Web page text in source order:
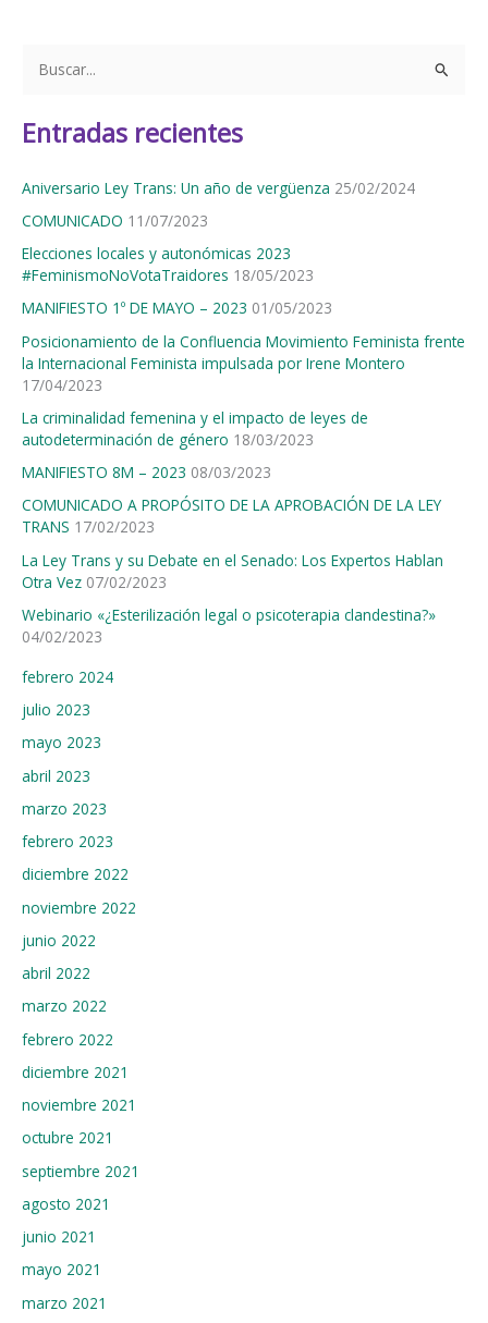
c
o
Entradas recientes
Aniversario Ley Trans: Un año de vergüenza 25/02/2024
COMUNICADO 11/07/2023
Elecciones locales y autonómicas 2023
#FeminismoNoVotaTraidores 18/05/2023
MANIFIESTO 1º DE MAYO – 2023 01/05/2023
Posicionamiento de la Confluencia Movimiento Feminista frente
la Internacional Feminista impulsada por Irene Montero
17/04/2023
La criminalidad femenina y el impacto de leyes de
autodeterminación de género 18/03/2023
MANIFIESTO 8M – 2023 08/03/2023
COMUNICADO A PROPÓSITO DE LA APROBACIÓN DE LA LEY
TRANS 17/02/2023
La Ley Trans y su Debate en el Senado: Los Expertos Hablan
Otra Vez 07/02/2023
Webinario «¿Esterilización legal o psicoterapia clandestina?»
04/02/2023
febrero 2024
julio 2023
mayo 2023
abril 2023
marzo 2023
febrero 2023
diciembre 2022
noviembre 2022
junio 2022
abril 2022
marzo 2022
febrero 2022
diciembre 2021
noviembre 2021
octubre 2021
septiembre 2021
agosto 2021
junio 2021
mayo 2021
marzo 2021